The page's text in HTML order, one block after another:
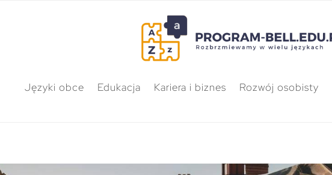
Języki obce Edukacja Kariera i biznes Rozwój osobisty